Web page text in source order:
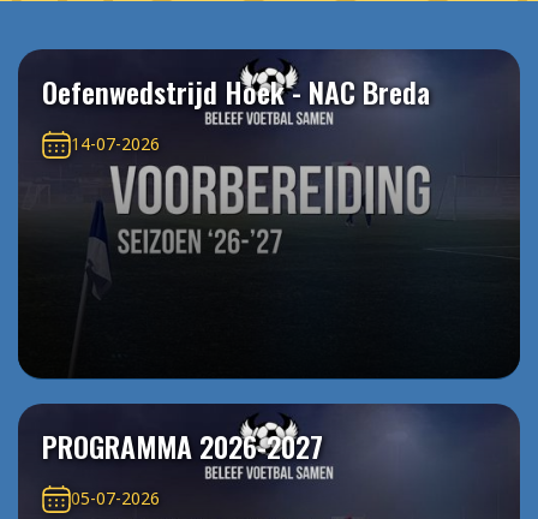
Oefenwedstrijd Hoek - NAC Breda
14-07-2026
PROGRAMMA 2026-2027
05-07-2026